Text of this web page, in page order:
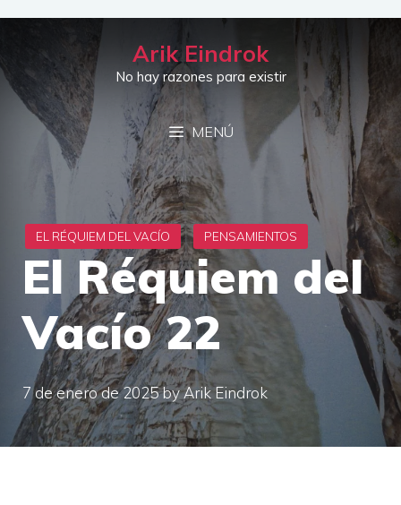
Saltar
contenido
Arik Eindrok
No hay razones para existir
MENÚ
El Réquiem del
Vacío 22
7 de enero de 2025byArik Eindrok